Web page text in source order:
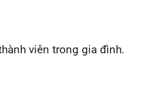
viên trong gia đình.